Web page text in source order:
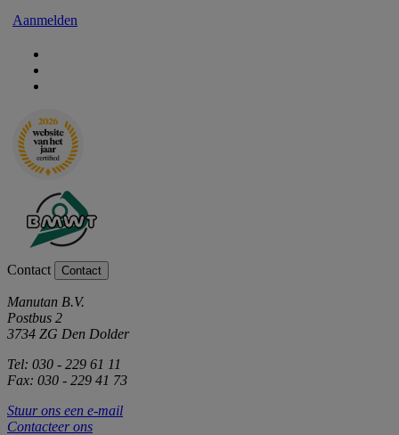
Aanmelden
Contact Contact
Manutan B.V.
Postbus 2
3734 ZG Den Dolder
Tel: 030 - 229 61 11
Fax: 030 - 229 41 73
Stuur ons een e-mail
Contacteer ons